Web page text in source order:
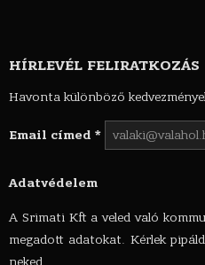
HÍRLEVÉL FELIRATKOZÁS
Havonta különböző
Email címed *
Adatvédelem
A Srimati Kft a veled való
megadott adatokat. Kérlek
neked.